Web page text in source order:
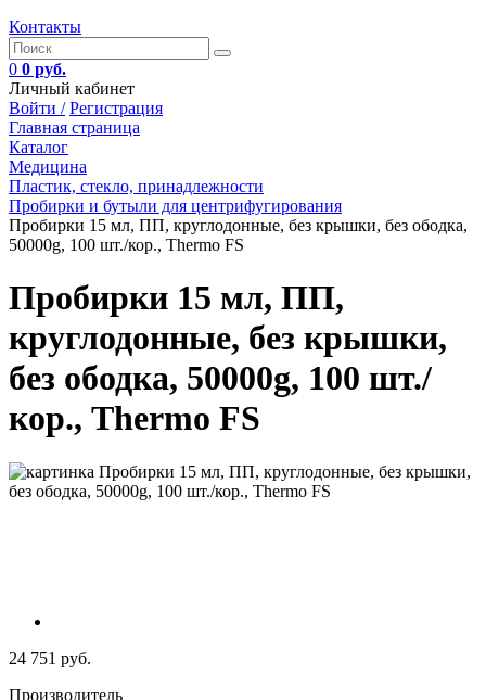
Контакты
0 0 руб.
Личный кабинет
Войти / Регистрация
Главная страница
Каталог
Медицина
Пластик, стекло, принадлежности
Пробирки и бутыли для центрифугирования
Пробирки 15 мл, ПП, круглодонные, без крышки, без ободка,
50000g, 100 шт./кор., Thermo FS
Пробирки 15 мл, ПП,
круглодонные, без крышки,
без ободка, 50000g, 100 шт./
кор., Thermo FS
24 751 руб.
Производитель